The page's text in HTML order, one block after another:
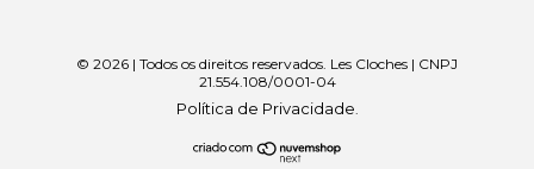
© 2026 | Todos os direitos reservados. Les Cloches | CNPJ
21.554.108/0001-04
Política de Privacidade